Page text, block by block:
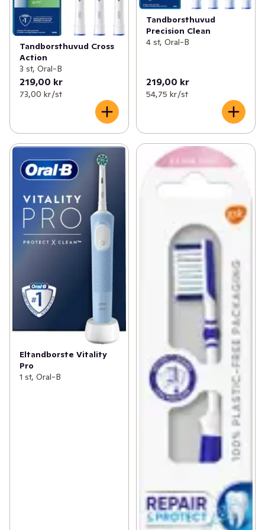
Tandborsthuvud Cross
Action
3 st, Oral-B
219,00 kr
73,00 kr /st
Tandborsthuvud
Precision Clean
4 st, Oral-B
219,00 kr
54,75 kr /st
Eltandborste Vitality
Pro
1 st, Oral-B